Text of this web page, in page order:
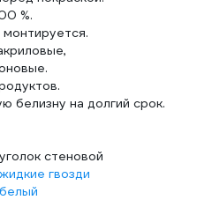
%.
белизну на долгий срок.
уголок стеновой
жидкие гвозди
белый